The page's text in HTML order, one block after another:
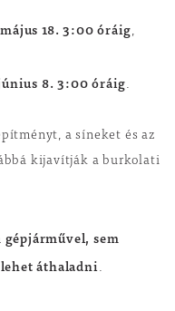
18. 3:00 óráig,
8. 3:00 óráig.
a síneket és az
kijavítják a burkolati
gépjárművel, sem
áthaladni.